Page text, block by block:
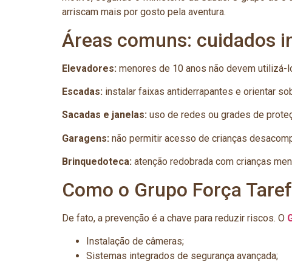
arriscam mais por gosto pela aventura.
Áreas comuns: cuidados
Elevadores: menores de 10 anos não devem utilizá-
Escadas: instalar faixas antiderrapantes e orientar
Sacadas e janelas: uso de redes ou grades de
Garagens: não permitir acesso de crianças
Brinquedoteca: atenção redobrada com crianças
Como o Grupo Força
De fato, a prevenção é a chave para reduzir riscos. O
Instalação de câmeras;
Sistemas integrados de segurança avançada;